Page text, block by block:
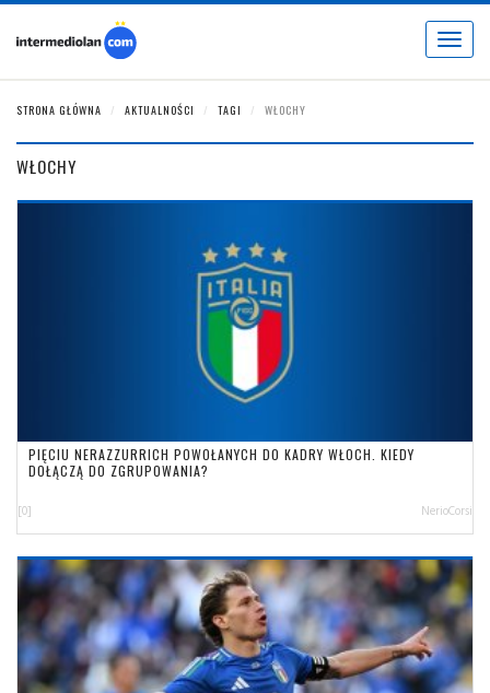
Toggle
STRONA GŁÓWNA AKTUALNOŚCI TAGI WŁOCHY
WŁOCHY
PIĘCIU NERAZZURRICH POWOŁANYCH DO KADRY WŁOCH. KIEDY
DOŁĄCZĄ DO ZGRUPOWANIA?
[0] NerioCorsi